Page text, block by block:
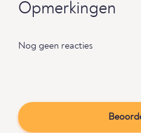
Opmerkingen
Nog geen reacties